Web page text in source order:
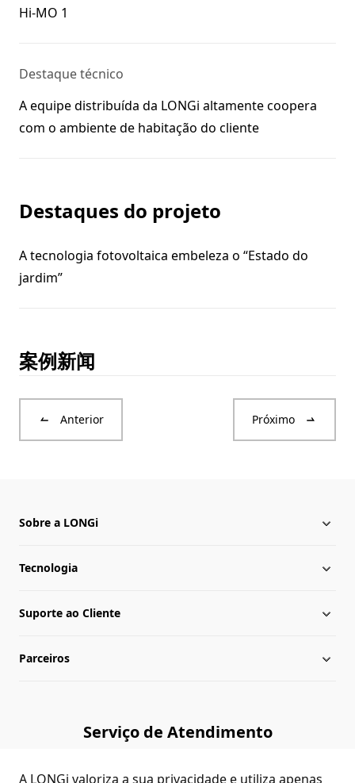
Hi-MO 1
Destaque técnico
A equipe distribuída da LONGi altamente coopera
com o ambiente de habitação do cliente
Destaques do projeto
A tecnologia fotovoltaica embeleza o “Estado do
jardim”
案例新闻
Anterior Próximo
Sobre a LONGi
Sobre a LONGi
Presença Global
Lideranças
Tecnologia
Notícias da LONGi
Suporte ao Cliente
Central de download
Parceiros
Serviço de Atendimento
A LONGi valoriza a sua privacidade e utiliza apenas